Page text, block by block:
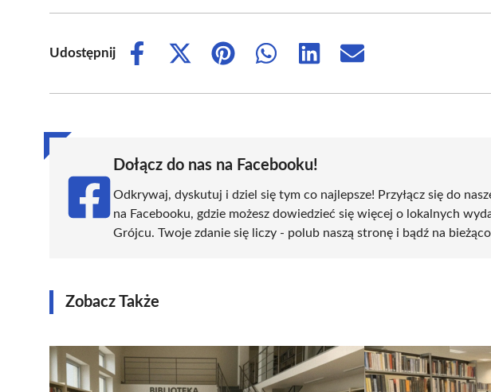
Udostępnij
Share
Share
(Twitter)
Share
Share
Share
Share
Dołącz do nas na Facebooku!
Odkrywaj, dyskutuj i dziel się tym co najlepsze! Przyłącz się do
na Facebooku, gdzie możesz dowiedzieć się więcej o lokalnych
Grójcu. Twoje zdanie się liczy - polub naszą stronę i bądź na
Zobacz Także